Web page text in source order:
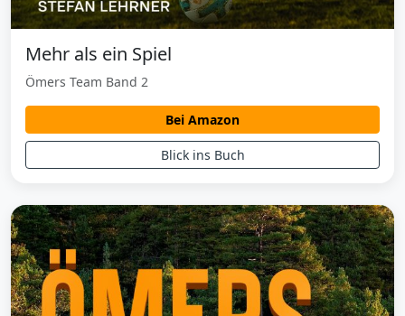
Mehr als ein Spiel
Ömers Team Band 2
Bei Amazon
Blick ins Buch